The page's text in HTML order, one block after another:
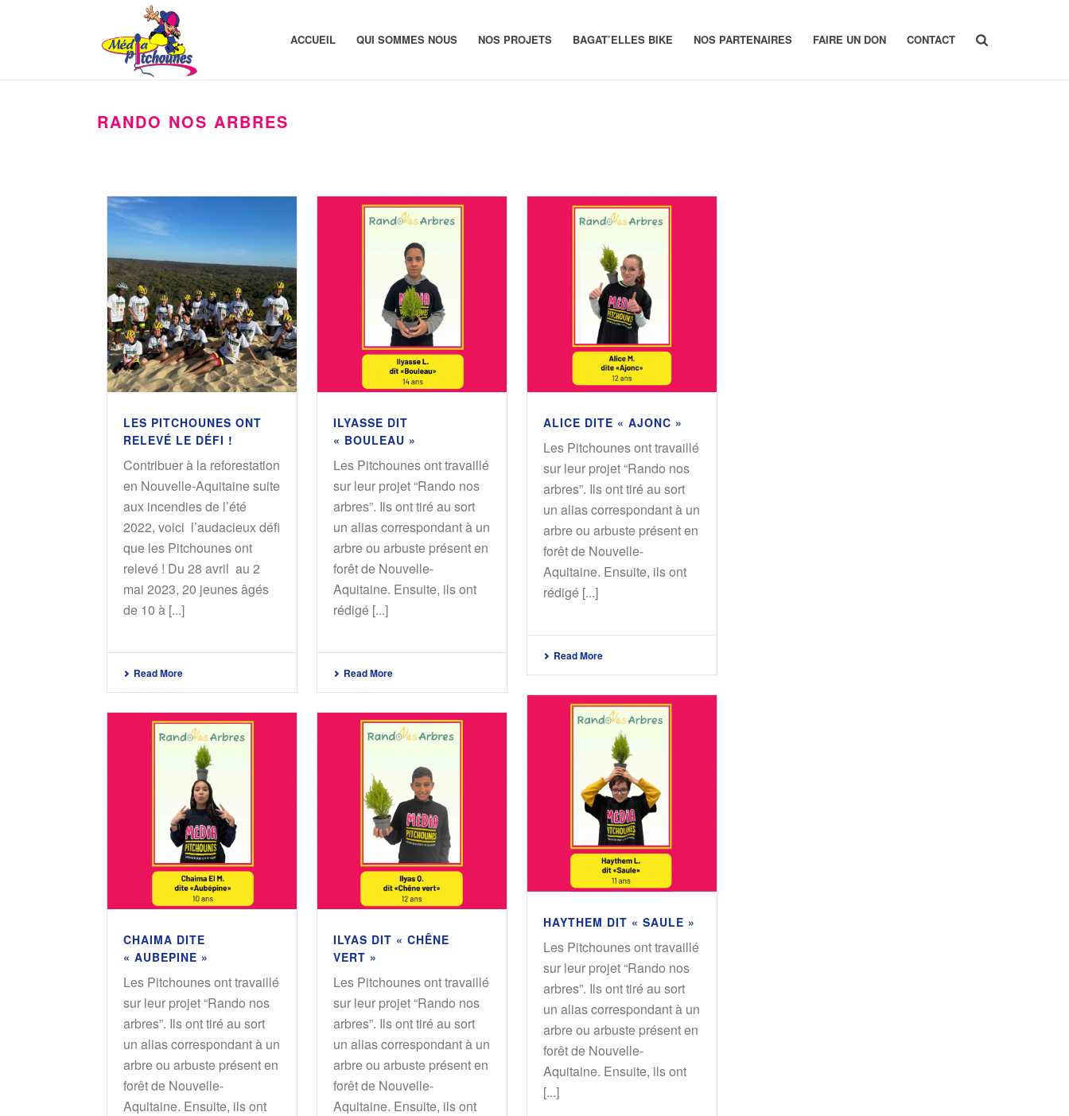
ACCUEIL QUI SOMMES NOUS NOS PROJETS BAGAT’ELLES BIKE NOS PARTENAIRES FAIRE UN DON CONTACT
RANDO NOS ARBRES
LES PITCHOUNES ONT
RELEVÉ LE DÉFI !
Contribuer à la reforestation
en Nouvelle-Aquitaine suite
aux incendies de l’été
2022, voici l’audacieux défi
que les Pitchounes ont
relevé ! Du 28 avril au 2
mai 2023, 20 jeunes âgés
de 10 à [...]
Read More
ILYASSE DIT
« BOULEAU »
Les Pitchounes ont travaillé
sur leur projet “Rando nos
arbres”. Ils ont tiré au sort
un alias correspondant à un
arbre ou arbuste présent en
forêt de Nouvelle-
Aquitaine. Ensuite, ils ont
rédigé [...]
Read More
ALICE DITE « AJONC »
Les Pitchounes ont travaillé
sur leur projet “Rando nos
arbres”. Ils ont tiré au sort
un alias correspondant à un
arbre ou arbuste présent en
forêt de Nouvelle-
Aquitaine. Ensuite, ils ont
rédigé [...]
Read More
HAYTHEM DIT « SAULE »
Les Pitchounes ont travaillé
sur leur projet “Rando nos
arbres”. Ils ont tiré au sort
un alias correspondant à un
arbre ou arbuste présent en
forêt de Nouvelle-
Aquitaine. Ensuite, ils ont
[...]
CHAIMA DITE
« AUBEPINE »
Les Pitchounes ont travaillé
sur leur projet “Rando nos
arbres”. Ils ont tiré au sort
un alias correspondant à un
arbre ou arbuste présent en
forêt de Nouvelle-
Aquitaine. Ensuite, ils ont
ILYAS DIT « CHÊNE
VERT »
Les Pitchounes ont travaillé
sur leur projet “Rando nos
arbres”. Ils ont tiré au sort
un alias correspondant à un
arbre ou arbuste présent en
forêt de Nouvelle-
Aquitaine. Ensuite, ils ont